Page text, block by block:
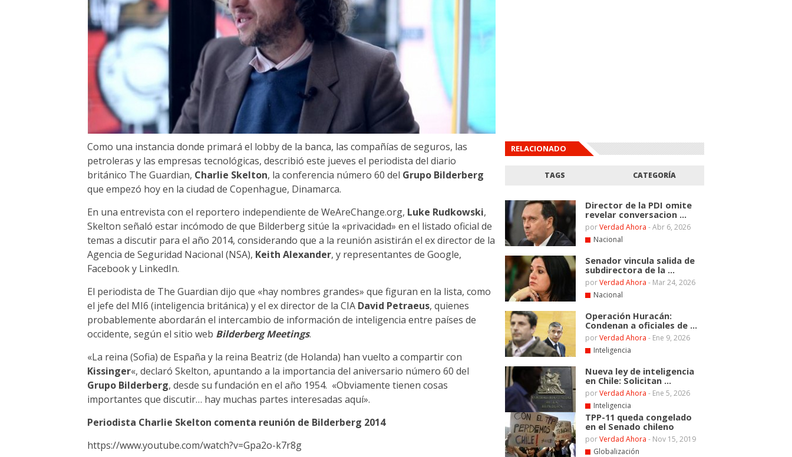
Como una instancia donde primará el lobby de la banca, las compañías de seguros, las
petroleras y las empresas tecnológicas, describió este jueves el periodista del diario
británico The Guardian, Charlie Skelton, la conferencia número 60 del Grupo Bilderberg
que empezó hoy en la ciudad de Copenhague, Dinamarca.
En una entrevista con el reportero independiente de WeAreChange.org, Luke Rudkowski,
Skelton señaló estar incómodo de que Bilderberg sitúe la «privacidad» en el listado oficial de
temas a discutir para el año 2014, considerando que a la reunión asistirán el ex director de la
Agencia de Seguridad Nacional (NSA), Keith Alexander, y representantes de Google,
Facebook y LinkedIn.
El periodista de The Guardian dijo que «hay nombres grandes» que figuran en la lista, como
el jefe del MI6 (inteligencia británica) y el ex director de la CIA David Petraeus, quienes
probablemente abordarán el intercambio de información de inteligencia entre países de
occidente, según el sitio web Bilderberg Meetings.
«La reina (Sofia) de España y la reina Beatriz (de Holanda) han vuelto a compartir con
Kissinger«, declaró Skelton, apuntando a la importancia del aniversario número 60 del
Grupo Bilderberg, desde su fundación en el año 1954. «Obviamente tienen cosas
importantes que discutir… hay muchas partes interesadas aquí».
Periodista Charlie Skelton comenta reunión de Bilderberg 2014
https://www.youtube.com/watch?v=Gpa2o-k7r8g
RELACIONADO
TAGS CATEGORÍA
Director de la PDI omite
revelar conversacion ...
porVerdad Ahora -Abr 6, 2026
Nacional
Senador vincula salida de
subdirectora de la ...
porVerdad Ahora - Mar 24, 2026
Nacional
Operación Huracán:
Condenan a oficiales de ...
porVerdad Ahora - Ene 9, 2026
Inteligencia
Nueva ley de inteligencia
en Chile: Solicitan ...
porVerdad Ahora - Ene 5, 2026
Inteligencia
TPP-11 queda congelado
en el Senado chileno
porVerdad Ahora - Nov 15, 2019
Globalización